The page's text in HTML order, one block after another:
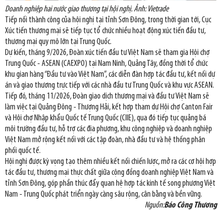
Doanh nghiệp hai nước giao thương tại hội nghị. Ảnh: Vietrade
Tiếp nối thành công của hội nghị tại tỉnh Sơn Đông, trong thời gian tới, Cục
Xúc tiến thương mại sẽ tiếp tục tổ chức nhiều hoạt động xúc tiến đầu tư,
thương mại quy mô lớn tại Trung Quốc.
Dự kiến, tháng 9/2026, Đoàn xúc tiến đầu tư Việt Nam sẽ tham gia Hội chợ
Trung Quốc - ASEAN (CAEXPO) tại Nam Ninh, Quảng Tây, đồng thời tổ chức
khu gian hàng “Đầu tư vào Việt Nam”, các diễn đàn hợp tác đầu tư, kết nối dự
án và giao thương trực tiếp với các nhà đầu tư Trung Quốc và khu vực ASEAN.
Tiếp đó, tháng 11/2026, Đoàn giao dịch thương mại và đầu tư Việt Nam sẽ
làm việc tại Quảng Đông - Thượng Hải, kết hợp tham dự Hội chợ Canton Fair
và Hội chợ Nhập khẩu Quốc tế Trung Quốc (CIIE), qua đó tiếp tục quảng bá
môi trường đầu tư, hỗ trợ các địa phương, khu công nghiệp và doanh nghiệp
Việt Nam mở rộng kết nối với các tập đoàn, nhà đầu tư và hệ thống phân
phối quốc tế.
Hội nghị được kỳ vọng tạo thêm nhiều kết nối chiến lược, mở ra các cơ hội hợp
tác đầu tư, thương mại thực chất giữa cộng đồng doanh nghiệp Việt Nam và
tỉnh Sơn Đông, góp phần thúc đẩy quan hệ hợp tác kinh tế song phương Việt
Nam - Trung Quốc phát triển ngày càng sâu rộng, cân bằng và bền vững.
Nguồn:Báo Công Thương